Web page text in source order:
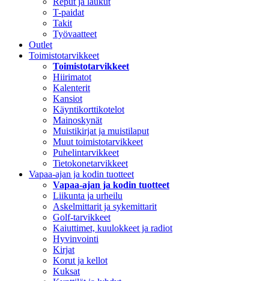
T-paidat
Takit
Työvaatteet
Outlet
Toimistotarvikkeet
Toimistotarvikkeet
Hiirimatot
Kalenterit
Kansiot
Käyntikorttikotelot
Mainoskynät
Muistikirjat ja muistilaput
Muut toimistotarvikkeet
Puhelintarvikkeet
Tietokonetarvikkeet
Vapaa-ajan ja kodin tuotteet
Vapaa-ajan ja kodin tuotteet
Liikunta ja urheilu
Askelmittarit ja sykemittarit
Golf-tarvikkeet
Kaiuttimet, kuulokkeet ja radiot
Hyvinvointi
Kirjat
Korut ja kellot
Kuksat